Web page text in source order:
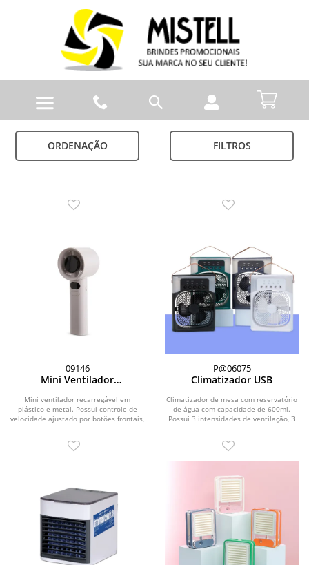
ORDENAÇÃO FILTROS
09146
Mini Ventilador
Mini ventilador recarregável em
plástico e metal. Possui controle de
velocidade ajustado por botões frontais,
P@06075
Climatizador USB
Climatizador de mesa com reservatório
de água com capacidade de 600ml.
Possui 3 intensidades de ventilação, 3